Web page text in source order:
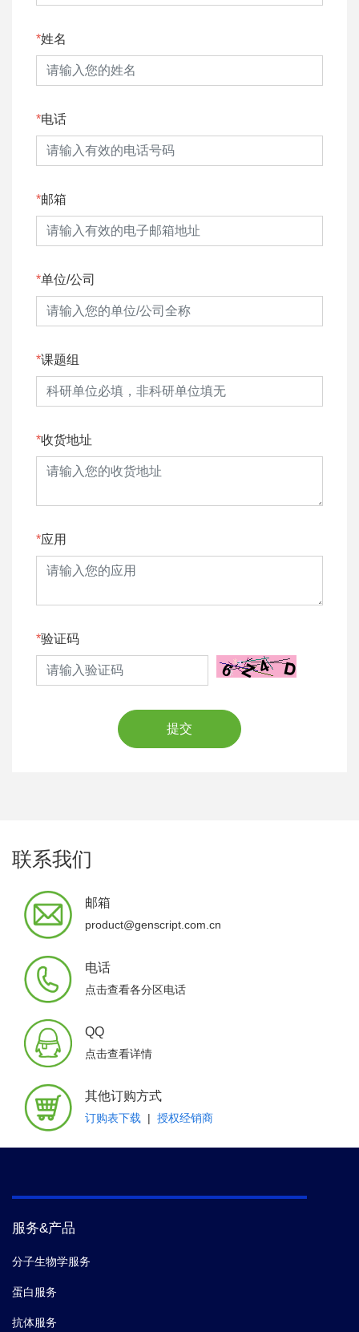
姓名
电话
邮箱
单位/公司
课题组
收货地址
应用
验证码
提交
联系我们
邮箱
product@genscript.com.cn
电话
点击查看各分区电话
QQ
点击查看详情
其他订购方式
订购表下载 | 授权经销商
服务&产品
分子生物学服务
蛋白服务
抗体服务